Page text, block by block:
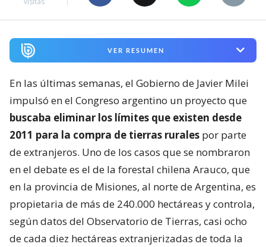
VER RESUMEN
En las últimas semanas, el Gobierno de Javier Milei
impulsó en el Congreso argentino un proyecto que
buscaba eliminar los límites que existen desde
2011 para la compra de tierras rurales por parte
de extranjeros. Uno de los casos que se nombraron
en el debate es el de la forestal chilena Arauco, que
en la provincia de Misiones, al norte de Argentina, es
propietaria de más de 240.000 hectáreas y controla,
según datos del Observatorio de Tierras, casi ocho
de cada diez hectáreas extranjerizadas de toda la